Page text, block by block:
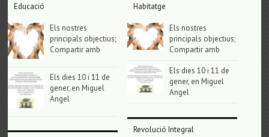
Educació
Els nostres
principals objectius;
Compartir amb
Els dies 10 i 11 de
gener, en Miguel
Angel
Habitatge
Els nostres
principals objectius;
Compartir amb
Els dies 10 i 11 de
gener, en Miguel
Angel
Revolució Integral